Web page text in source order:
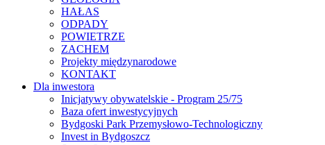
HAŁAS
ODPADY
POWIETRZE
ZACHEM
Projekty międzynarodowe
KONTAKT
Dla inwestora
Inicjatywy obywatelskie - Program 25/75
Baza ofert inwestycyjnych
Bydgoski Park Przemysłowo-Technologiczny
Invest in Bydgoszcz